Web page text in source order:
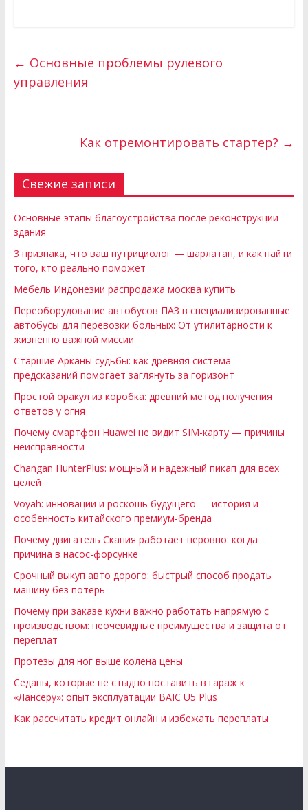
← Основные проблемы рулевого
управления
Как отремонтировать стартер? →
Свежие записи
Основные этапы благоустройства после реконструкции
здания
3 признака, что ваш нутрициолог — шарлатан, и как найти
того, кто реально поможет
Мебель Индонезии распродажа москва купить
Переоборудование автобусов ПАЗ в специализированные
автобусы для перевозки больных: От утилитарности к
жизненно важной миссии
Старшие Арканы судьбы: как древняя система
предсказаний помогает заглянуть за горизонт
Простой оракул из коробка: древний метод получения
ответов у огня
Почему смартфон Huawei не видит SIM-карту — причины
неисправности
Changan HunterPlus: мощный и надежный пикап для всех
целей
Voyah: инновации и роскошь будущего — история и
особенность китайского премиум-бренда
Почему двигатель Скания работает неровно: когда
причина в насос-форсунке
Срочный выкуп авто дорого: быстрый способ продать
машину без потерь
Почему при заказе кухни важно работать напрямую с
производством: неочевидные преимущества и защита от
переплат
Протезы для ног выше колена цены
Седаны, которые не стыдно поставить в гараж к
«Лансеру»: опыт эксплуатации BAIC U5 Plus
Как рассчитать кредит онлайн и избежать переплаты